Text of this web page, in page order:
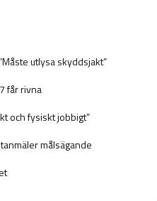
utlysa skyddsjakt”
får rivna
och fysiskt jobbigt”
målsägande